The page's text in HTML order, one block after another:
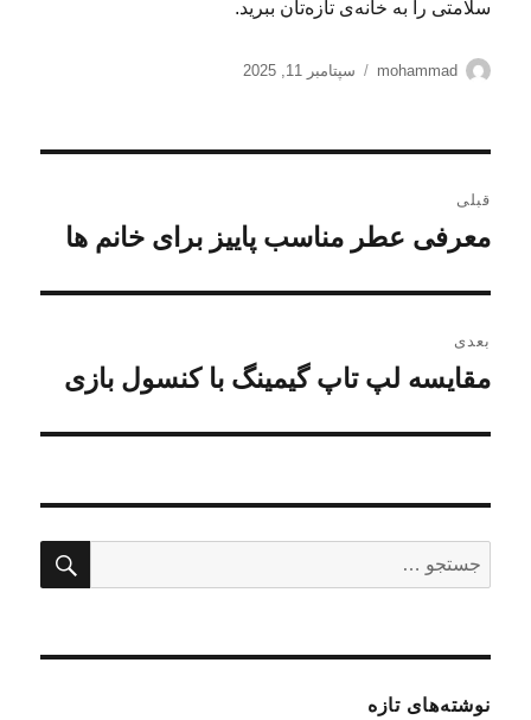
سلامتی را به خانه‌ی تازه‌تان ببرید.
نویسنده
mohammad
ارسال
سپتامبر 11, 2025
نوشته
قبلی
نوشته
معرفی عطر مناسب پاییز برای خانم ها
بعدی
نوشته
مقایسه لپ تاپ گیمینگ با کنسول بازی
برای:
نوشته‌های تازه